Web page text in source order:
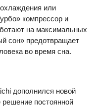
или
компрессор и
на максимальных
сон» предотвращает
во время сна.
дополнился новой
постоянной